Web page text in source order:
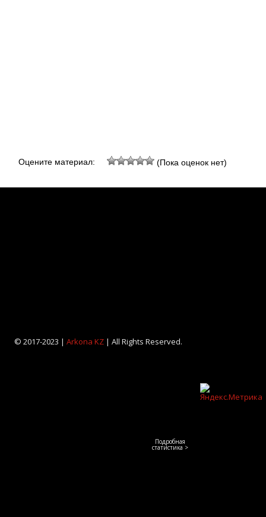
Оцените материал: (Пока оценок нет)
© 2017-2023 | Arkona KZ| All Rights Reserved.
Подробная
статистика >